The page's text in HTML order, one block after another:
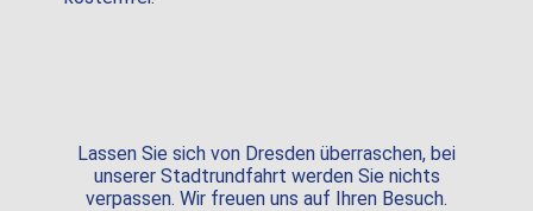
Lassen Sie sich von Dresden überraschen, bei
unserer Stadtrundfahrt werden Sie nichts
verpassen. Wir freuen uns auf Ihren Besuch.